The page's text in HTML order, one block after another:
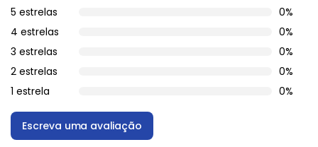
5 estrelas
0%
4 estrelas
0%
3 estrelas
0%
2 estrelas
0%
1 estrela
0%
Escreva uma avaliação